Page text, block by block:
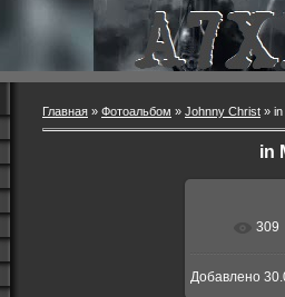
Главная » Фотоальбом » Johnny Christ »
in
309
Добавлено